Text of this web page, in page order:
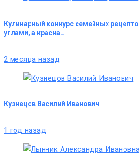
Кулинарный конкурс семейных
углами, а красна…
2 месяца назад
Кузнецов Василий Иванович
1 год назад